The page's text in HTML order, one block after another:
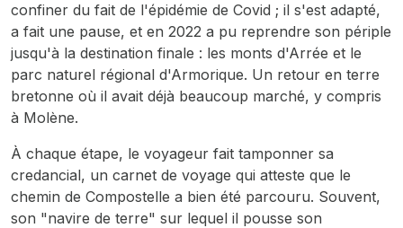
confiner du fait de l'épidémie de Covid ; il s'est adapté,
a fait une pause, et en 2022 a pu reprendre son périple
jusqu'à la destination finale : les monts d'Arrée et le
parc naturel régional d'Armorique. Un retour en terre
bretonne où il avait déjà beaucoup marché, y compris
à Molène.
À chaque étape, le voyageur fait tamponner sa
credancial, un carnet de voyage qui atteste que le
chemin de Compostelle a bien été parcouru. Souvent,
son "navire de terre" sur lequel il pousse son